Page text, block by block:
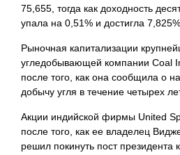
75,655, тогда как доходность
упала на 0,51% и достигла 7,825%.
Рыночная капитализации
угледобывающей компании Coal
после того, как она сообщила о
добычу угля в течение четырех
Акции индийской фирмы United
после того, как ее владелец
решил покинуть пост президента